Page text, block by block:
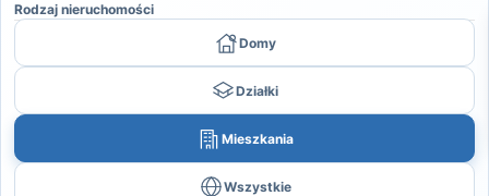
Rodzaj nieruchomości
Domy
Działki
Mieszkania
Wszystkie